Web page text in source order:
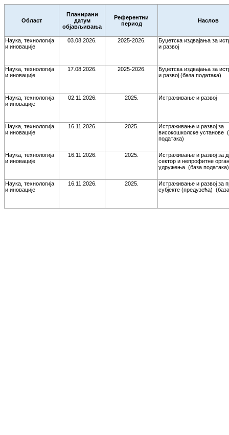
Област
Планирани
датум
објављивања
Референтни
период
Наслов
Наука, технологија
и иновације
03.08.2026. 2025-2026.
Буџетска издвајања за
и развој
Наука, технологија
и иновације
17.08.2026. 2025-2026.
Буџетска издвајања за
и развој (база података)
Наука, технологија
и иновације
02.11.2026. 2025. Истраживање и развој
Наука, технологија
и иновације
16.11.2026. 2025.
Истраживање и развој за
високошколске установе
података)
Наука, технологија
и иновације
16.11.2026. 2025.
Истраживање и развој за
сектор и непрофитне
удружења (база података)
Наука, технологија
и иновације
16.11.2026. 2025.
Истраживање и развој за
субјекте (предузећа)